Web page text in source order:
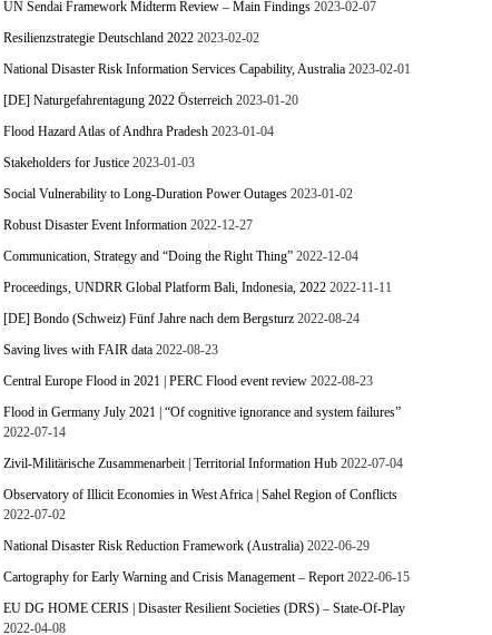
UN Sendai Framework Midterm Review – Main Findings 2023-02-07
Resilienzstrategie Deutschland 2022 2023-02-02
National Disaster Risk Information Services Capability, Australia 2023-02-01
[DE] Naturgefahrentagung 2022 Österreich 2023-01-20
Flood Hazard Atlas of Andhra Pradesh 2023-01-04
Stakeholders for Justice 2023-01-03
Social Vulnerability to Long-Duration Power Outages 2023-01-02
Robust Disaster Event Information 2022-12-27
Communication, Strategy and “Doing the Right Thing” 2022-12-04
Proceedings, UNDRR Global Platform Bali, Indonesia, 2022 2022-11-11
[DE] Bondo (Schweiz) Fünf Jahre nach dem Bergsturz 2022-08-24
Saving lives with FAIR data 2022-08-23
Central Europe Flood in 2021 | PERC Flood event review 2022-08-23
Flood in Germany July 2021 | “Of cognitive ignorance and system failures”
2022-07-14
Zivil-Militärische Zusammenarbeit | Territorial Information Hub 2022-07-04
Observatory of Illicit Economies in West Africa | Sahel Region of Conflicts
2022-07-02
National Disaster Risk Reduction Framework (Australia) 2022-06-29
Cartography for Early Warning and Crisis Management – Report 2022-06-15
EU DG HOME CERIS | Disaster Resilient Societies (DRS) – State-Of-Play
2022-04-08